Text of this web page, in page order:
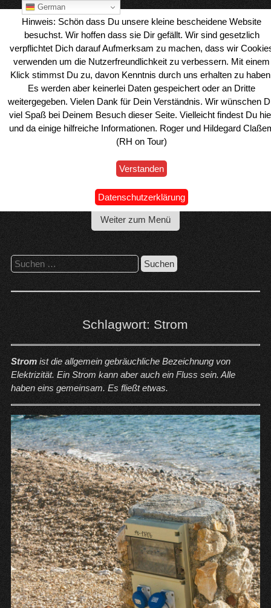
content
Wohnmobil Reiseblog Roger & Hilde
Weiter zum Menü
Suchen
nach:
Schlagwort: Strom
Stromist die allgemein gebräuchliche Bezeichnung von
Elektrizität. Ein Strom kann aber auch ein Fluss sein. Alle
haben eins gemeinsam. Es fließt etwas.
Hinweis: Schön dass Du unsere kleine bescheidene Website
besuchst. Wir hoffen dass sie Dir gefällt. Wir sind gesetzlich
verpflichtet Dich darauf Aufmerksam zu machen, dass wir
verwenden um die Nutzerfreundlichkeit zu verbessern. Mit einem
Klick stimmst Du zu, davon Kenntnis durch uns erhalten zu
Es werden aber keinerlei Daten gespeichert oder an Dritte
weitergegeben. Vielen Dank für Dein Verständnis. Wir wünschen
viel Spaß bei Deinem Besuch dieser Seite. Vielleicht findest Du
und da einige hilfreiche Informationen. Roger und Hildegard
(RH on Tour)
Verstanden
Datenschutzerklärung
German